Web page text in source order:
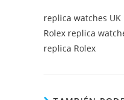
replica watches UK
Rolex replica
replica Rolex